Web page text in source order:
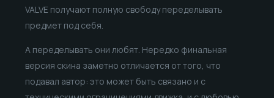
VALVE получают полную свободу переделывать
предмет под себя.
А переделывать они любят. Нередко финальная
версия скина заметно отличается от того, что
подавал автор: это может быть связано и с